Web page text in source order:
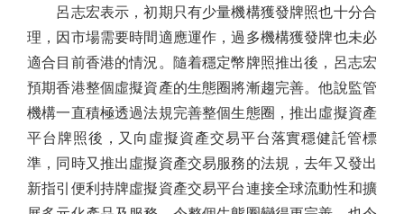
呂志宏表示，初期只有少量機構獲發牌照也十分合
理，因市場需要時間適應運作，過多機構獲發牌也未必
適合目前香港的情況。隨着穩定幣牌照推出後，呂志宏
預期香港整個虛擬資產的生態圈將漸趨完善。他說監管
機構一直積極透過法規完善整個生態圈，推出虛擬資產
平台牌照後，又向虛擬資產交易平台落實穩健託管標
準，同時又推出虛擬資產交易服務的法規，去年又發出
新指引便利持牌虛擬資產交易平台連接全球流動性和擴